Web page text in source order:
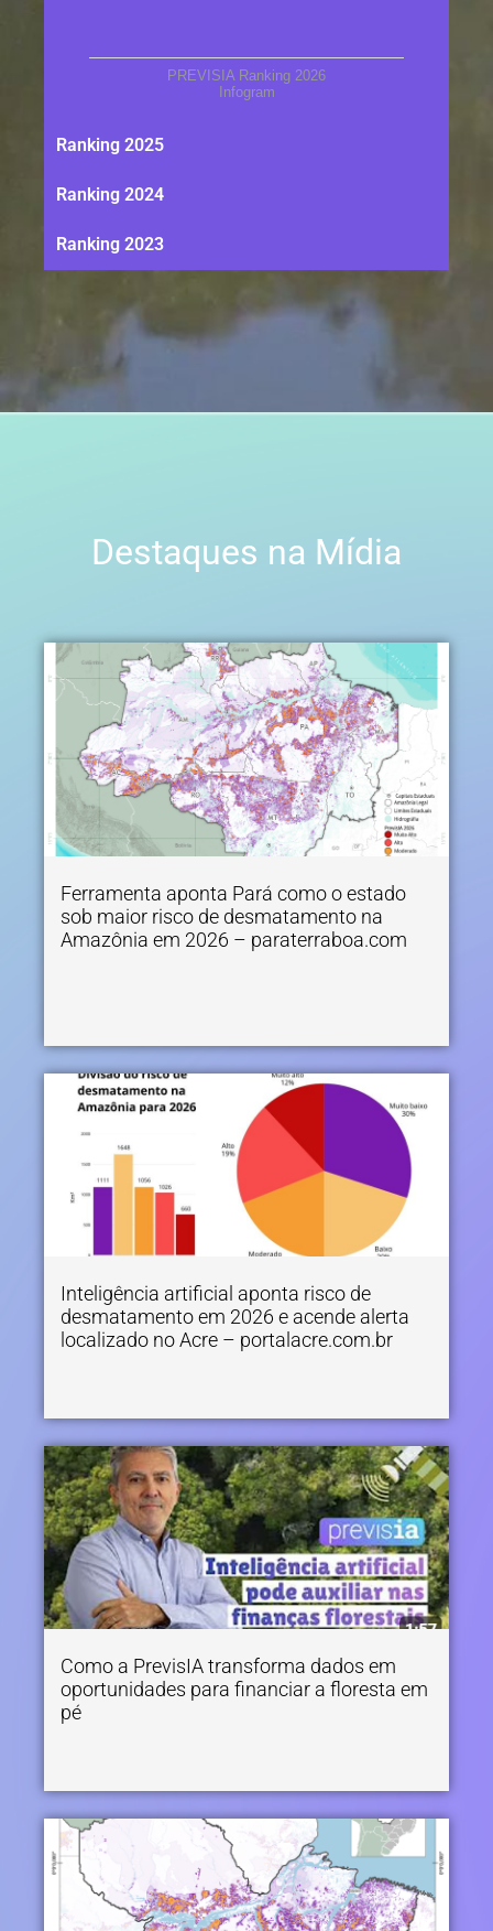
PREVISIA Ranking 2026
Infogram
Ranking 2025
Ranking 2024
Ranking 2023
Destaques na Mídia
Ferramenta aponta Pará como o estado
sob maior risco de desmatamento na
Amazônia em 2026 – paraterraboa.com
Inteligência artificial aponta risco de
desmatamento em 2026 e acende alerta
localizado no Acre – portalacre.com.br
Como a PrevisIA transforma dados em
oportunidades para financiar a floresta em
pé